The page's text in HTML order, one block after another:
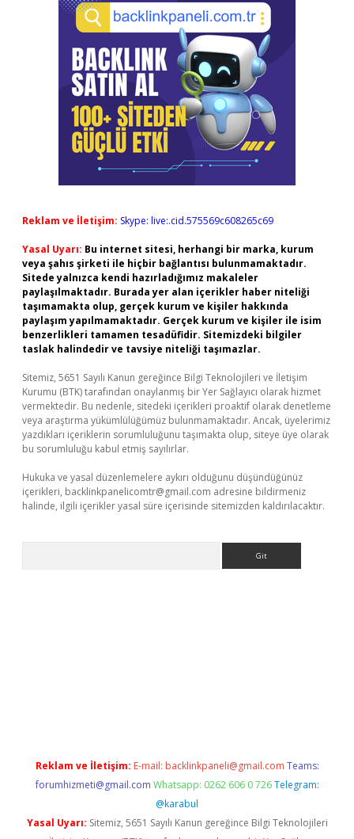
Reklam ve İletişim: Skype: live:.cid.575569c608265c69
Yasal Uyarı: Bu internet sitesi, herhangi bir marka, kurum
veya şahıs şirketi ile hiçbir bağlantısı bulunmamaktadır.
Sitede yalnızca kendi hazırladığımız makaleler
paylaşılmaktadır. Burada yer alan içerikler haber niteliği
taşımamakta olup, gerçek kurum ve kişiler hakkında
paylaşım yapılmamaktadır. Gerçek kurum ve kişiler ile isim
benzerlikleri tamamen tesadüfidir. Sitemizdeki bilgiler
taslak halindedir ve tavsiye niteliği taşımazlar.
Sitemiz, 5651 Sayılı Kanun gereğince Bilgi Teknolojileri ve İletişim
Kurumu (BTK) tarafından onaylanmış bir Yer Sağlayıcı olarak hizmet
vermektedir. Bu nedenle, sitedeki içerikleri proaktif olarak denetleme
veya araştırma yükümlülüğümüz bulunmamaktadır. Ancak, üyelerimiz
yazdıkları içeriklerin sorumluluğunu taşımakta olup, siteye üye olarak
bu sorumluluğu kabul etmiş sayılırlar.
Hukuka ve yasal düzenlemelere aykırı olduğunu düşündüğünüz
içerikleri, backlinkpanelicomtr@gmail.com adresine bildirmeniz
halinde, ilgili içerikler yasal süre içerisinde sitemizden kaldırılacaktır.
Reklam ve İletişim: E-mail: backlinkpaneli@gmail.com Teams:
forumhizmeti@gmail.com Whatsapp: 0262 606 0 726 Telegram:
@karabul
Yasal Uyarı: Sitemiz, 5651 Sayılı Kanun gereğince Bilgi Teknolojileri